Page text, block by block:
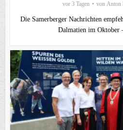
vor 3 Tagen von Anton
Die Samerberger Nachrichten
Dalmatien im Oktober